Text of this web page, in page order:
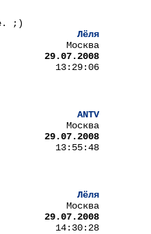
;)
Лёля
Москва
29.07.2008
13:29:06
ANTV
Москва
29.07.2008
13:55:48
Лёля
Москва
29.07.2008
14:30:28